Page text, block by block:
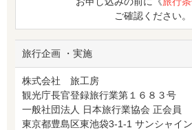
ご確認ください。
旅行企画 ・実施
株式会社 旅工房
観光庁長官登録旅行業第１６８３号
一般社団法人 日本旅行業協会 正会員
東京都豊島区東池袋3-1-1 サンシャイ